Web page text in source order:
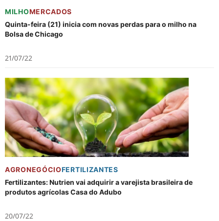
MILHOMERCADOS
Quinta-feira (21) inicia com novas perdas para o milho na
Bolsa de Chicago
21/07/22
AGRONEGÓCIOFERTILIZANTES
Fertilizantes: Nutrien vai adquirir a varejista brasileira de
produtos agrícolas Casa do Adubo
20/07/22